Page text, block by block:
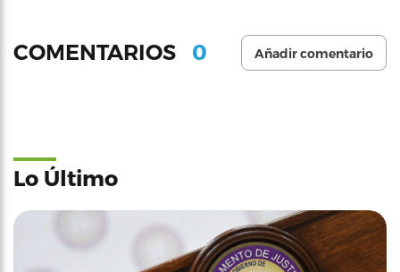
COMENTARIOS 0 Añadir comentario
Lo Último